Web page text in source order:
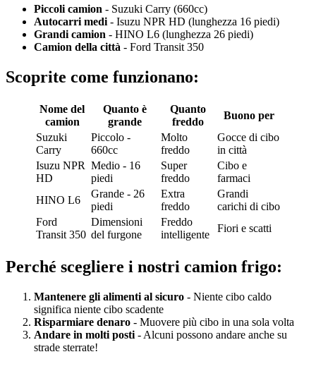
Piccoli camion - Suzuki Carry (660cc)
Autocarri medi - Isuzu NPR HD (lunghezza 16 piedi)
Grandi camion - HINO L6 (lunghezza 26 piedi)
Camion della città - Ford Transit 350
Scoprite come funzionano:
Nome del
camion
Quanto è
grande
Quanto
freddo
Buono per
Suzuki
Carry
Piccolo -
660cc
Molto
freddo
Gocce di cibo
in città
Isuzu NPR
HD
Medio - 16
piedi
Super
freddo
Cibo e
farmaci
HINO L6
Grande - 26
piedi
Extra
freddo
Grandi
carichi di cibo
Ford
Transit 350
Dimensioni
del furgone
Freddo
intelligente
Fiori e scatti
Perché scegliere i nostri camion frigo:
Mantenere gli alimenti al sicuro - Niente cibo caldo
significa niente cibo scadente
Risparmiare denaro - Muovere più cibo in una sola volta
Andare in molti posti - Alcuni possono andare anche su
strade sterrate!